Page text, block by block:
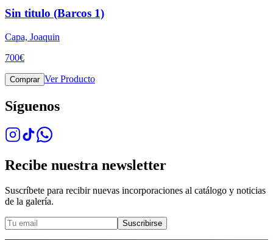
Sin titulo (Barcos 1)
Capa, Joaquin
700€
Comprar Ver Producto
Síguenos
Recibe nuestra newsletter
Suscríbete para recibir nuevas incorporaciones al catálogo y noticias
de la galería.
Suscribirse